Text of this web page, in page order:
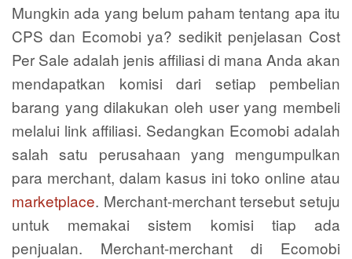
Mungkin ada yang belum paham tentang apa itu
CPS dan Ecomobi ya? sedikit penjelasan Cost
Per Sale adalah jenis affiliasi di mana Anda akan
mendapatkan komisi dari setiap pembelian
barang yang dilakukan oleh user yang membeli
melalui link affiliasi. Sedangkan Ecomobi adalah
salah satu perusahaan yang mengumpulkan
para merchant, dalam kasus ini toko online atau
marketplace. Merchant-merchant tersebut setuju
untuk memakai sistem komisi tiap ada
penjualan. Merchant-merchant di Ecomobi